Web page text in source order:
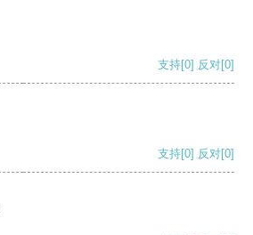
支持[0] 反对[0]
支持[0] 反对[0]